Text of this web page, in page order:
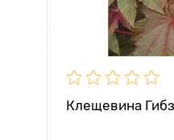
Клещевина